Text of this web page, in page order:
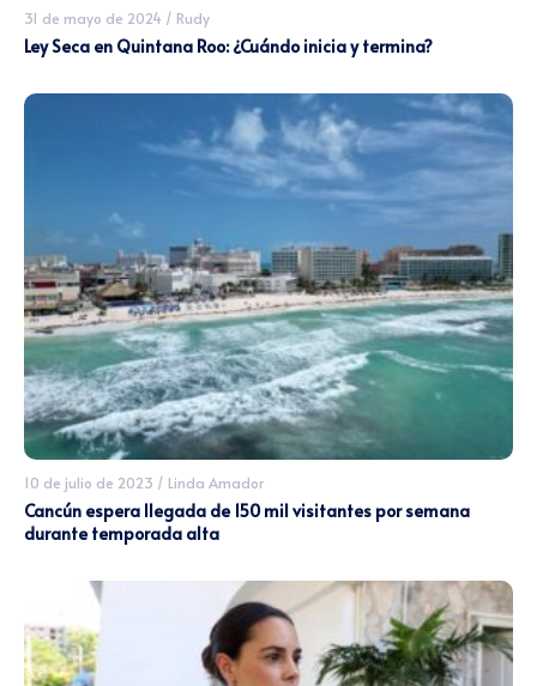
31 de mayo de 2024 / Rudy
Ley Seca en Quintana Roo: ¿Cuándo inicia y termina?
10 de julio de 2023 / Linda Amador
Cancún espera llegada de 150 mil visitantes por semana
durante temporada alta